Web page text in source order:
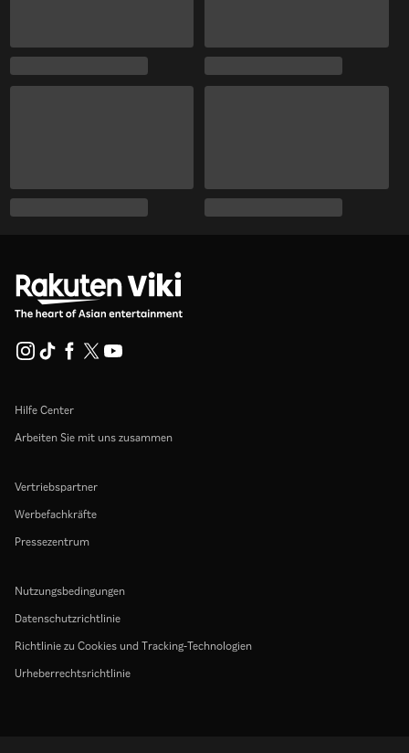
Hilfe Center
Arbeiten Sie mit uns zusammen
Vertriebspartner
Werbefachkräfte
Pressezentrum
Nutzungsbedingungen
Datenschutzrichtlinie
Richtlinie zu Cookies und Tracking-Technologien
Urheberrechtsrichtlinie